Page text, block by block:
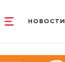
НОВОСТИ